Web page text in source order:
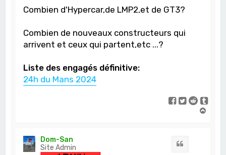
Combien d'Hypercar,de LMP2,et de GT3?
Combien de nouveaux constructeurs qui
arrivent et ceux qui partent,etc ...?
Liste des engagés définitive:
24h du Mans 2024
Dom-San
Site Admin